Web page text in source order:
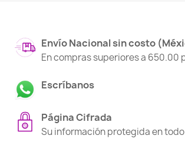
Envío Nacional sin costo
En compras superiores a 650.00
Escríbanos
Página Cifrada
Su información protegida en